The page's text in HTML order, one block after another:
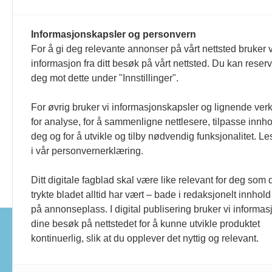
Ungdommer med
sammensatte behov
opplever nedsatt
livskvalitet
Tidsskrift for barne- og
Norsk
Informasjonskapsler og personvern
For å gi deg relevante annonser på vårt nettsted bruker
informasjon fra ditt besøk på vårt nettsted. Du kan
deg mot dette under "Innstillinger".
For øvrig bruker vi informasjonskapsler og lignende
for analyse, for å sammenligne nettlesere, tilpasse
deg og for å utvikle og tilby nødvendig funksjonalitet.
i vår personvernerklæring.
Ditt digitale fagblad skal være like relevant for deg som
trykte bladet alltid har vært – bade i redaksjonelt innhold
på annonseplass. I digital publisering bruker vi
dine besøk på nettstedet for å kunne utvikle produktet
kontinuerlig, slik at du opplever det nyttig og relevant.